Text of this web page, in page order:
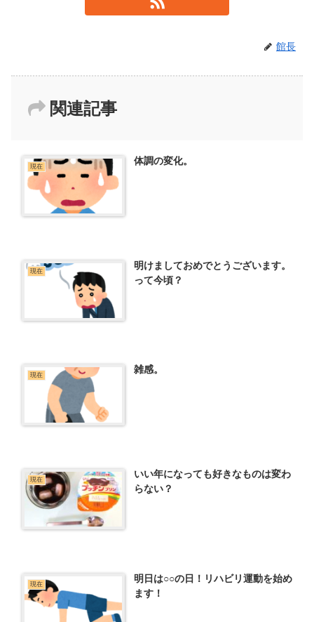
館長
関連記事
現在 体調の変化。
現在
明けましておめでとうございます。
って今頃？
現在 雑感。
現在
いい年になっても好きなものは変わ
らない？
現在
明日は○○の日！リハビリ運動を始め
ます！